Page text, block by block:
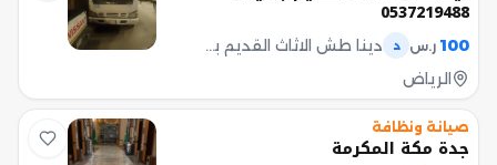
الجهات المختصة. - حجز المواعيد اللازمة
عند الحاجة. - إصدار عقد الزواج
الإلكتروني بعد اكتمال الإجراءات. -
متابعة خاصة للحالات داخل المملكة
وخارجها. لماذا تختارنا؟ - سرعة في
الإنجاز والمتا
0537219488
100 ر.س د
دينا طش الاثاث القديم بالرياض 0537219488
الرياض
صيانة ونظافة
جدة مكة المكرمة